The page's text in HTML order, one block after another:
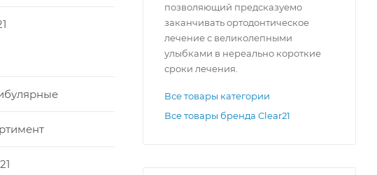
позволяющий предсказуемо
заканчивать ортодонтическое
лечение с великолепными
улыбками в нереально короткие
сроки лечения.
Все товары категории
Все товары бренда Clear21